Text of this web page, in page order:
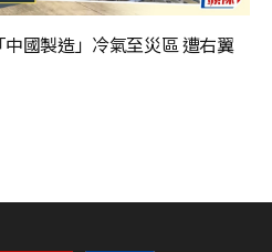
國製造」冷氣至災區 遭右翼